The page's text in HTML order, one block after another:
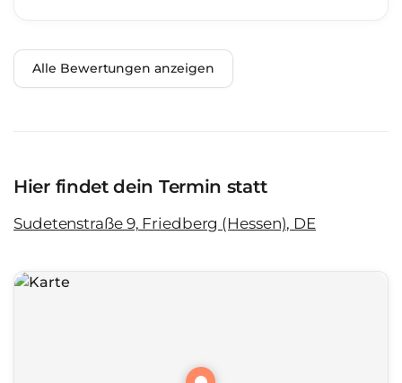
Alle Bewertungen anzeigen
Hier findet dein Termin statt
Sudetenstraße 9, Friedberg (Hessen), DE